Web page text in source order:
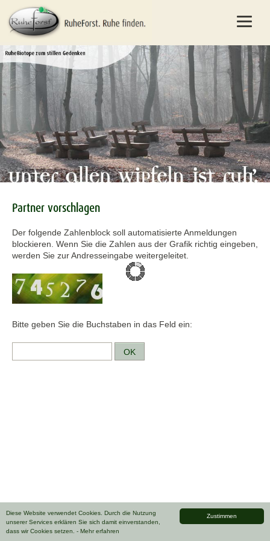
Zustimmen
Diese Website verwendet Cookies. Durch die Nutzung
unserer Services erklären Sie sich damit einverstanden,
dass wir Cookies setzen. - Mehr erfahren
Partner vorschlagen
Der folgende Zahlenblock soll automatisierte Anmeldungen
blockieren. Wenn Sie die Zahlen aus der Grafik richtig eingeben,
werden Sie zur Andresseingabe weitergeleitet.
Bitte geben Sie die Buchstaben in das Feld ein: